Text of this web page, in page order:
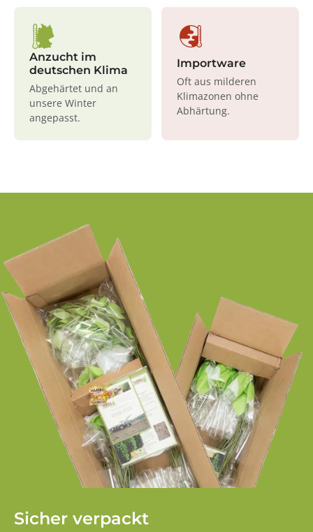
Anzucht im
deutschen Klima
Abgehärtet und an
unsere Winter
angepasst.
Importware
Oft aus milderen
Klimazonen ohne
Abhärtung.
Sicher verpackt